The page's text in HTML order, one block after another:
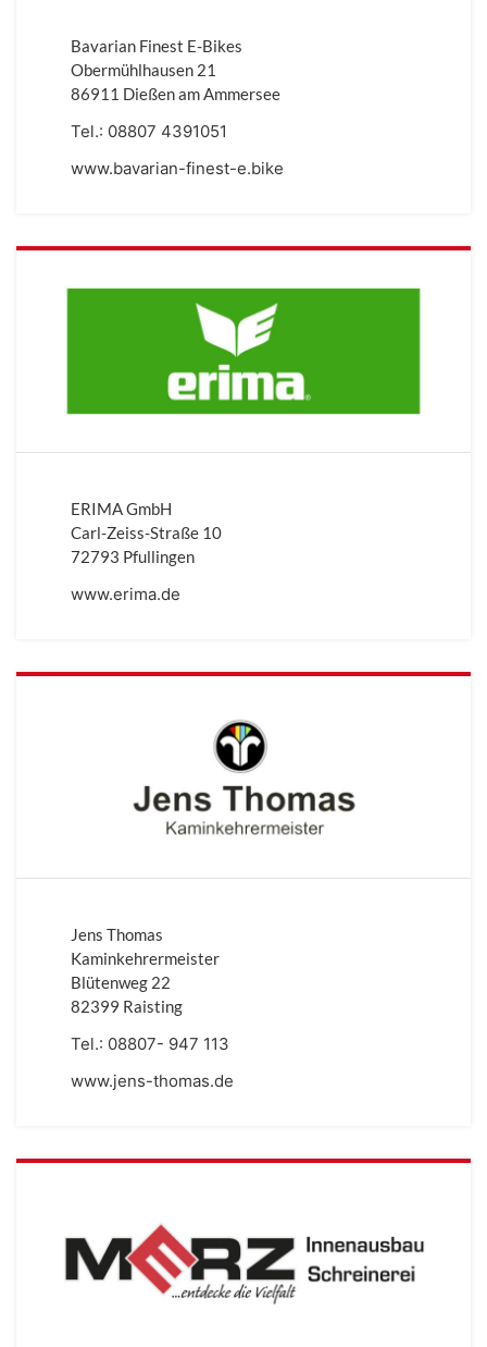
Bavarian Finest E-Bikes
Obermühlhausen 21
86911 Dießen am Ammersee
Tel.: 08807 4391051
www.bavarian-finest-e.bike
ERIMA GmbH
Carl-Zeiss-Straße 10
72793 Pfullingen
www.erima.de
Jens Thomas
Kaminkehrermeister
Blütenweg 22
82399 Raisting
Tel.: 08807- 947 113
www.jens-thomas.de